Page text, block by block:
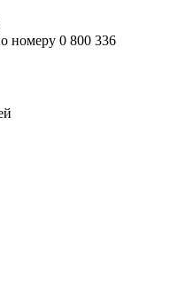
номеру 0 800 336